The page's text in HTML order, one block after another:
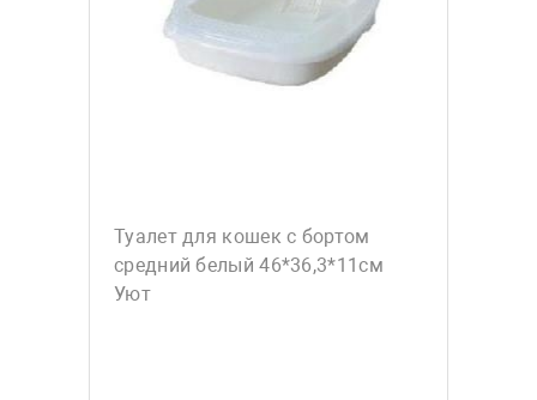
Туалет для кошек с бортом
средний белый 46*36,3*11см
Уют